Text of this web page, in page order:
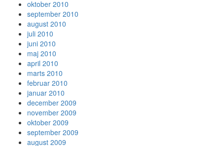
oktober 2010
september 2010
august 2010
juli 2010
juni 2010
maj 2010
april 2010
marts 2010
februar 2010
januar 2010
december 2009
november 2009
oktober 2009
september 2009
august 2009